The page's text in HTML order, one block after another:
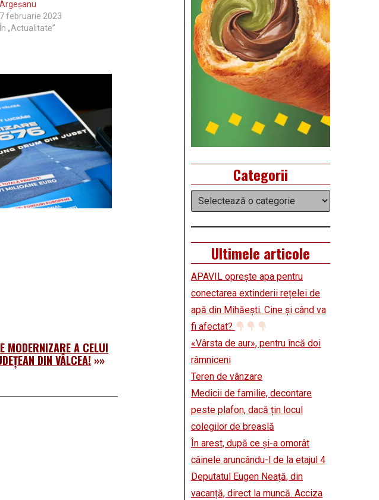
Argeșanu
7 februarie 2023
În „Actualitate”
MODERNIZARE A CELUI
DIN VÂLCEA! »»
Categorii
Categorii
Ultimele articole
APAVIL oprește apa pentru
conectarea extinderii rețelei de
apă din Mihăești. Cine și când va
fi afectat?
«Vârsta de aur», pentru încă doi
râmniceni
Teren de vânzare
Medicii de familie, decontare
peste plafon, dacă țin locul
colegilor de breaslă
În arest, după ce și-a omorât
câinele aruncându-l de la etajul 4
Deputatul Eugen Neață, din
vacanță, direct la muncă. Acciza